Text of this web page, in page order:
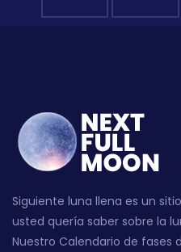
Siguiente luna llena es un
usted quería saber sobre la
Nuestro Calendario de fases